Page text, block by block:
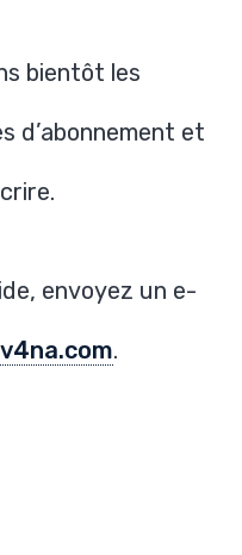
bientôt les
d’abonnement et
envoyez un e-
.